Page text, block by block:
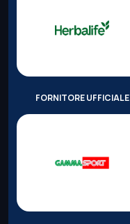
FORNITORE UFFICIALE